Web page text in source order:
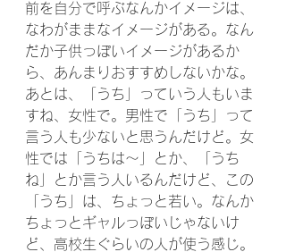
前を自分で呼ぶなんかイメージは、
なわがままなイメージがある。なん
だか子供っぽいイメージがあるか
ら、あんまりおすすめしないかな。
あとは、「うち」っていう人もいま
すね、女性で。男性で「うち」って
言う人も少ないと思うんだけど。女
性では「うちは～」とか、「うち
ね」とか言う人いるんだけど、この
「うち」は、ちょっと若い。なんか
ちょっとギャルっぽいじゃないけ
ど、高校生ぐらいの人が使う感じ。